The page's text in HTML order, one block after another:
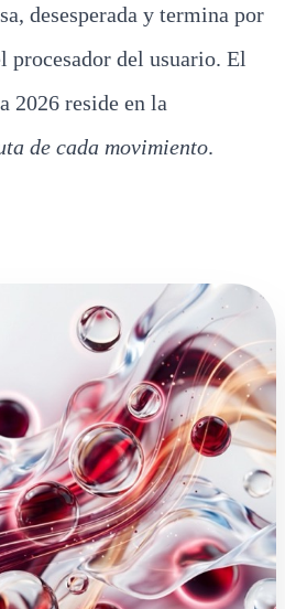
desesperada y termina por
procesador del usuario. El
2026 reside en la
de cada movimiento.